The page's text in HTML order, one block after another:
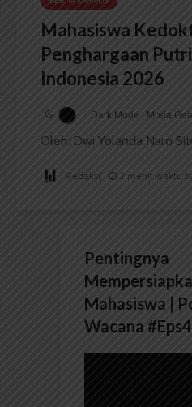
Mahasiswa
Penghargaan
Indonesia 2026
Dark Mode | Moda
Oleh: Dwi Yolanda Naro
Redaksi 2 menit waktu
Pentingnya
Mahasiswa |
Wacana #Eps4